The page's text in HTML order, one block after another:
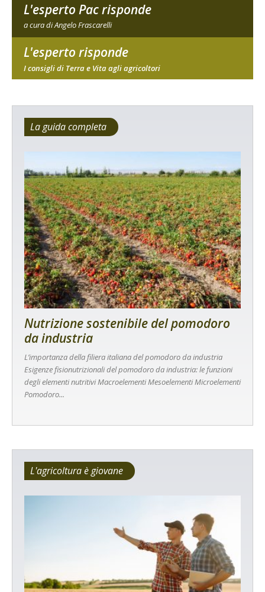
L'esperto Pac risponde
a cura di Angelo Frascarelli
L'esperto risponde
I consigli di Terra e Vita agli agricoltori
La guida completa
Nutrizione sostenibile del pomodoro
da industria
L’importanza della filiera italiana del pomodoro da industria
Esigenze fisionutrizionali del pomodoro da industria: le funzioni
degli elementi nutritivi Macroelementi Mesoelementi Microelementi
Pomodoro...
L'agricoltura è giovane